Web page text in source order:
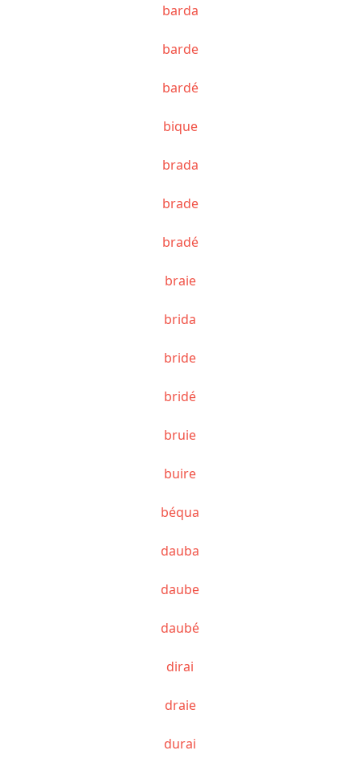
barda
barde
bardé
bique
brada
brade
bradé
braie
brida
bride
bridé
bruie
buire
béqua
dauba
daube
daubé
dirai
draie
durai